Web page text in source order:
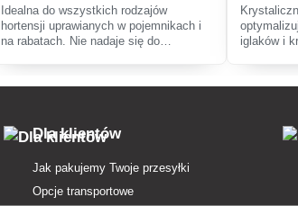
Idealna do wszystkich rodzajów
hortensji uprawianych w pojemnikach i
na rabatach. Nie nadaje się do
iglaków i
roślin.
Dla klientów
Jak pakujemy Twoje przesyłki
Opcje transportowe